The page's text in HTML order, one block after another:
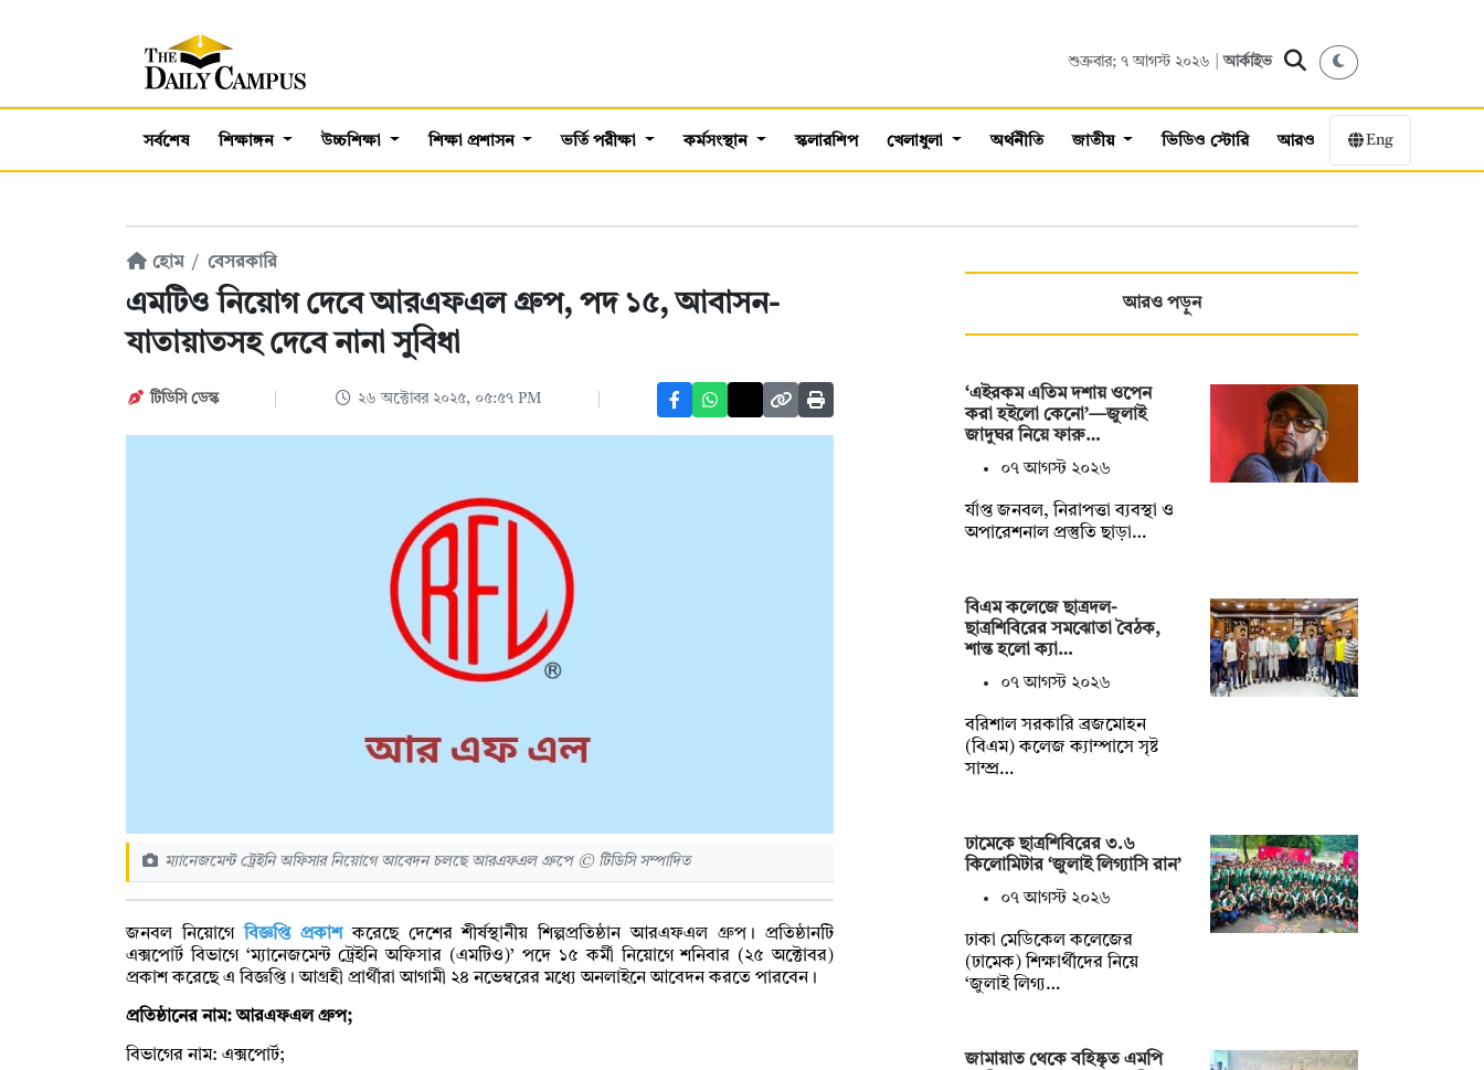
শুক্রবার; ৭ আগস্ট ২০২৬ |আর্কাইভ
সর্বশেষ শিক্ষাঙ্গন উচ্চশিক্ষা শিক্ষা প্রশাসন ভর্তি পরীক্ষা কর্মসংস্থান স্কলারশিপ খেলাধুলা অর্থনীতি জাতীয় ভিডিও স্টোরি আরও Eng
হোম বেসরকারি
এমটিও নিয়োগ দেবে আরএফএল গ্রুপ, পদ ১৫, আবাসন-
যাতায়াতসহ দেবে নানা সুবিধা
টিডিসি ডেস্ক ২৬ অক্টোবর ২০২৫, ০৫:৫৭ PM
ম্যানেজমেন্ট ট্রেইনি অফিসার নিয়োগে আবেদন চলছে আরএফএল গ্রুপে © টিডিসি সম্পাদিত
জনবল নিয়োগেবিজ্ঞপ্তি প্রকাশকরেছে দেশের শীর্ষস্থানীয় শিল্পপ্রতিষ্ঠান আরএফএল গ্রুপ। প্রতিষ্ঠানটি
এক্সপোর্ট বিভাগে ‘ম্যানেজমেন্ট ট্রেইনি অফিসার (এমটিও)’ পদে ১৫ কর্মী নিয়োগে শনিবার (২৫ অক্টোবর)
প্রকাশ করেছে এ বিজ্ঞপ্তি। আগ্রহী প্রার্থীরা আগামী ২৪ নভেম্বরের মধ্যে অনলাইনে আবেদন করতে পারবেন।
প্রতিষ্ঠানের নাম: আরএফএল গ্রুপ;
বিভাগের নাম: এক্সপোর্ট;
আরও পড়ুন
‘এইরকম এতিম দশায় ওপেন
করা হইলো কেনো’—জুলাই
জাদুঘর নিয়ে ফারু…
০৭ আগস্ট ২০২৬
র্যাপ্ত জনবল, নিরাপত্তা ব্যবস্থা ও
অপারেশনাল প্রস্তুতি ছাড়া…
বিএম কলেজে ছাত্রদল-
ছাত্রশিবিরের সমঝোতা বৈঠক,
শান্ত হলো ক্যা…
০৭ আগস্ট ২০২৬
বরিশাল সরকারি ব্রজমোহন
(বিএম) কলেজ ক্যাম্পাসে সৃষ্ট
সাম্প্র…
ঢামেকে ছাত্রশিবিরের ৩.৬
কিলোমিটার ‘জুলাই লিগ্যাসি রান’
০৭ আগস্ট ২০২৬
ঢাকা মেডিকেল কলেজের
(ঢামেক) শিক্ষার্থীদের নিয়ে
‘জুলাই লিগ্য…
জামায়াত থেকে বহিষ্কৃত এমপি